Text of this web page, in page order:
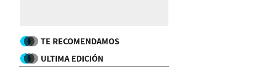
TE RECOMENDAMOS
ULTIMA EDICIÓN